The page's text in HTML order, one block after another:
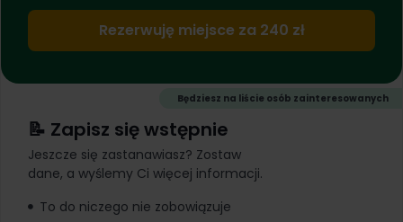
Rezerwuję miejsce za 240 zł
Będziesz na liście osób zainteresowanych
📝 Zapisz się wstępnie
Jeszcze się zastanawiasz? Zostaw
dane, a wyślemy Ci więcej informacji.
To do niczego nie zobowiązuje